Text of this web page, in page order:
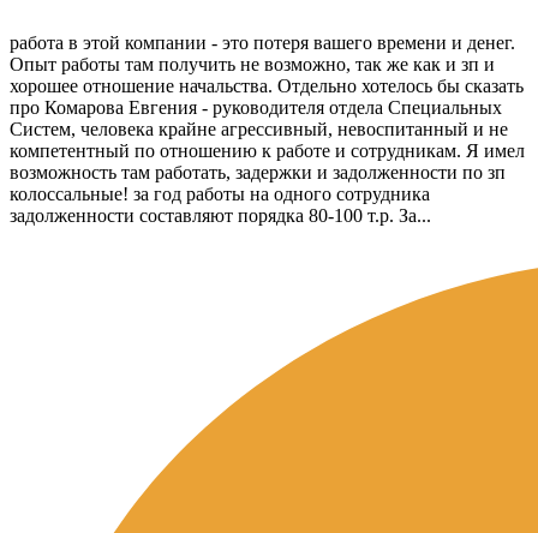
работа в этой компании - это потеря вашего времени и денег.
Опыт работы там получить не возможно, так же как и зп и
хорошее отношение начальства. Отдельно хотелось бы сказать
про Комарова Евгения - руководителя отдела Специальных
Систем, человека крайне агрессивный, невоспитанный и не
компетентный по отношению к работе и сотрудникам. Я имел
возможность там работать, задержки и задолженности по зп
колоссальные! за год работы на одного сотрудника
задолженности составляют порядка 80-100 т.р. За...